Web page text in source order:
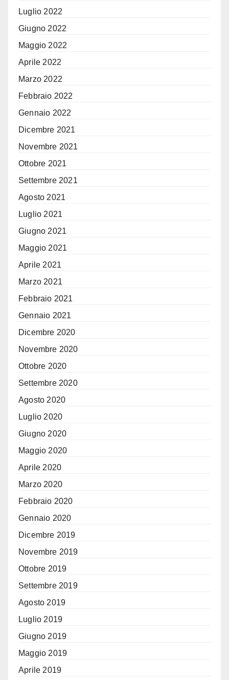
Luglio 2022
Giugno 2022
Maggio 2022
Aprile 2022
Marzo 2022
Febbraio 2022
Gennaio 2022
Dicembre 2021
Novembre 2021
Ottobre 2021
Settembre 2021
Agosto 2021
Luglio 2021
Giugno 2021
Maggio 2021
Aprile 2021
Marzo 2021
Febbraio 2021
Gennaio 2021
Dicembre 2020
Novembre 2020
Ottobre 2020
Settembre 2020
Agosto 2020
Luglio 2020
Giugno 2020
Maggio 2020
Aprile 2020
Marzo 2020
Febbraio 2020
Gennaio 2020
Dicembre 2019
Novembre 2019
Ottobre 2019
Settembre 2019
Agosto 2019
Luglio 2019
Giugno 2019
Maggio 2019
Aprile 2019